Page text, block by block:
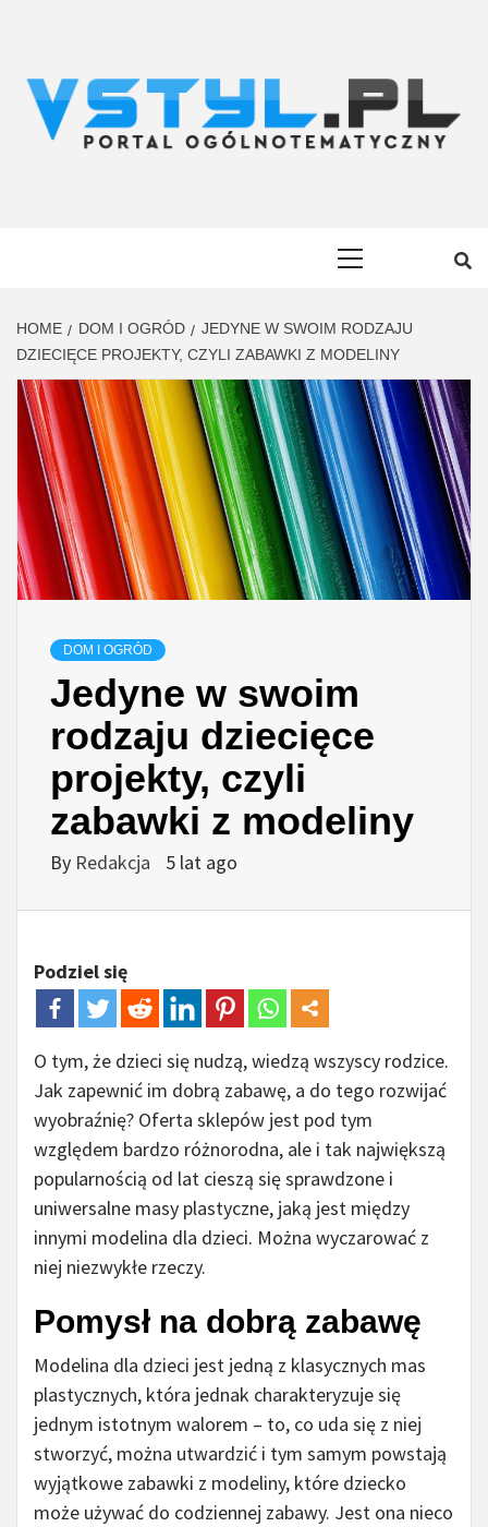
HOME DOM I OGRÓD
JEDYNE W SWOIM RODZAJU
DZIECIĘCE PROJEKTY, CZYLI ZABAWKI Z MODELINY
DOM I OGRÓD
Jedyne w swoim
rodzaju dziecięce
projekty, czyli
zabawki z modeliny
By Redakcja 5 lat ago
Podziel się
O tym, że dzieci się nudzą, wiedzą wszyscy rodzice.
Jak zapewnić im dobrą zabawę, a do tego rozwijać
wyobraźnię? Oferta sklepów jest pod tym
względem bardzo różnorodna, ale i tak największą
popularnością od lat cieszą się sprawdzone i
uniwersalne masy plastyczne, jaką jest między
innymi modelina dla dzieci. Można wyczarować z
niej niezwykłe rzeczy.
Pomysł na dobrą zabawę
Modelina dla dzieci jest jedną z klasycznych mas
plastycznych, która jednak charakteryzuje się
jednym istotnym walorem – to, co uda się z niej
stworzyć, można utwardzić i tym samym powstają
wyjątkowe zabawki z modeliny, które dziecko
może używać do codziennej zabawy. Jest ona nieco